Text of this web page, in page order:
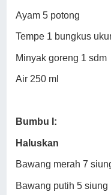
Ayam 5 potong
Tempe 1 bungkus
Minyak goreng 1 sdm
Air 250 ml
Bumbu I:
Haluskan
Bawang merah 7
Bawang putih 5 siung